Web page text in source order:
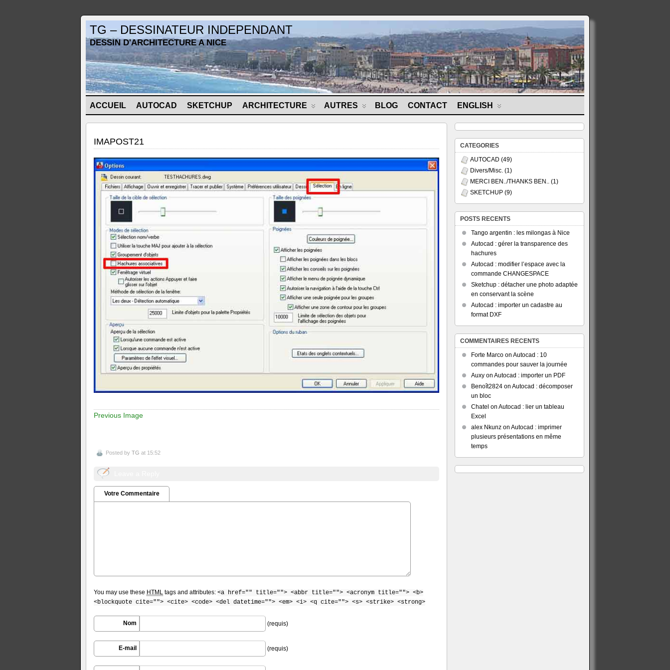
TG – DESSINATEUR INDEPENDANT
DESSIN D'ARCHITECTURE A NICE
ACCUEIL AUTOCAD SKETCHUP ARCHITECTURE AUTRES BLOG CONTACT ENGLISH
IMAPOST21
Previous Image
Posted by TG at 15:52
Votre Commentaire
You may use these HTML tags and attributes: <a href="" title=""> <abbr title=""> <acronym title=""> <b>
<blockquote cite=""> <cite> <code> <del datetime=""> <em> <i> <q cite=""> <s> <strike> <strong>
Nom (requis)
E-mail (requis)
CATEGORIES
AUTOCAD (49)
Divers/Misc. (1)
MERCI BEN../THANKS BEN.. (1)
SKETCHUP (9)
POSTS RECENTS
Tango argentin : les milongas à Nice
Autocad : gérer la transparence des
hachures
Autocad : modifier l’espace avec la
commande CHANGESPACE
Sketchup : détacher une photo adaptée
en conservant la scène
Autocad : importer un cadastre au
format DXF
COMMENTAIRES RECENTS
Forte Marco on Autocad : 10
commandes pour sauver la journée
Auxy on Autocad : importer un PDF
Benoît2824 on Autocad : décomposer
un bloc
Chatel on Autocad : lier un tableau
Excel
alex Nkunz on Autocad : imprimer
plusieurs présentations en même
temps